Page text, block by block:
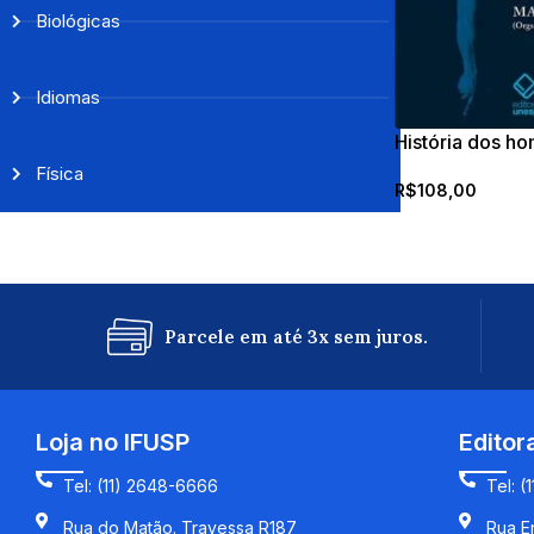
Biológicas
Idiomas
Física
História dos
R$108,00
Parcele em até 3x sem juros.
Loja no IFUSP
Tel: (11) 2648-6666
Rua do Matão. Travessa R187
Tel:
Rua